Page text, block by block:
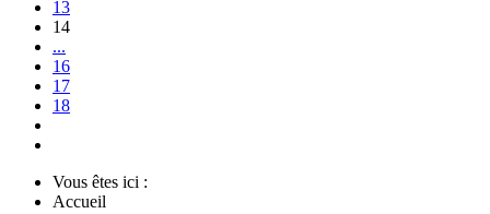
13
14
...
16
17
18
Vous êtes ici :
Accueil